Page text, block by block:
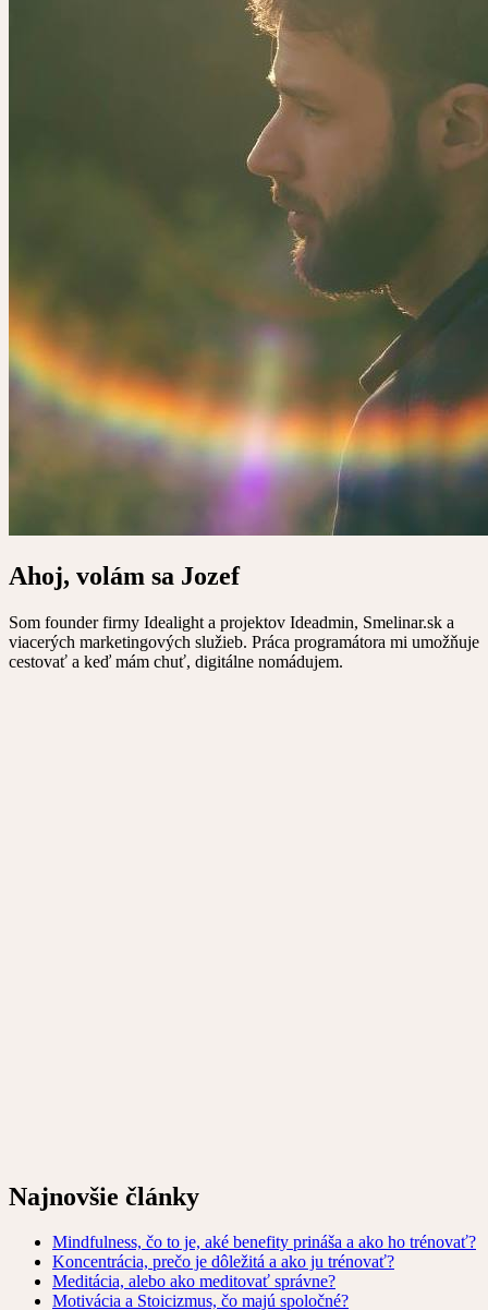
Ahoj, volám sa Jozef
Som founder firmy Idealight a projektov Ideadmin, Smelinar.sk a
viacerých marketingových služieb. Práca programátora mi umožňuje
cestovať a keď mám chuť, digitálne nomádujem.
Najnovšie články
Mindfulness, čo to je, aké benefity prináša a ako ho trénovať?
Koncentrácia, prečo je dôležitá a ako ju trénovať?
Meditácia, alebo ako meditovať správne?
Motivácia a Stoicizmus, čo majú spoločné?